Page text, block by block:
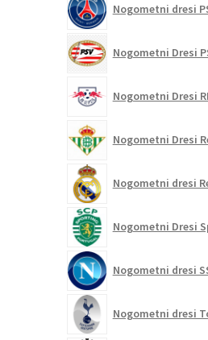
Nogometni dresi
Nogometni Dresi
Nogometni Dresi
Nogometni Dresi
Nogometni dresi
Nogometni Dresi
Nogometni dresi
Nogometni dresi